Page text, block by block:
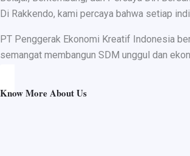
Di Rakkendo, kami percaya bahwa setiap
PT Penggerak Ekonomi Kreatif Indonesia
semangat membangun SDM unggul dan
Know More About Us